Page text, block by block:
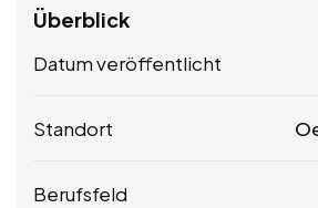
Überblick
Datum veröffentlicht
Standort
Berufsfeld